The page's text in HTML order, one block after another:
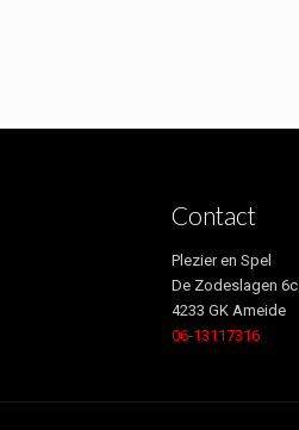
Contact
Plezier en Spel
De Zodeslagen 6c
4233 GK Ameide
06-13117316